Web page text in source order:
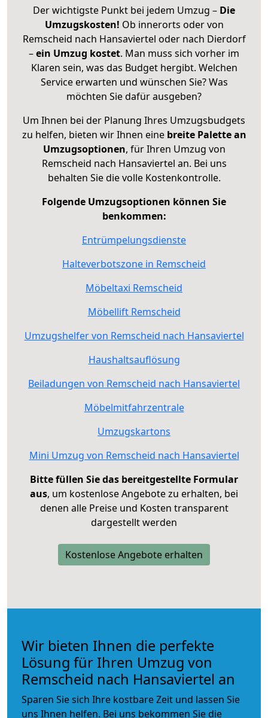
Der wichtigste Punkt bei jedem Umzug – Die
Umzugskosten! Ob innerorts oder von
Remscheid nach Hansaviertel oder nach Dierdorf
–ein Umzug kostet. Man muss sich vorher im
Klaren sein, was das Budget hergibt. Welchen
Service erwarten und wünschen Sie? Was
möchten Sie dafür ausgeben?
Um Ihnen bei der Planung Ihres Umzugsbudgets
zu helfen, bieten wir Ihnen eine breite Palette an
Umzugsoptionen, für Ihren Umzug von
Remscheid nach Hansaviertel an. Bei uns
behalten Sie die volle Kostenkontrolle.
Folgende Umzugsoptionen können Sie
benkommen:
Entrümpelungsdienste
Halteverbotszone in Remscheid
Möbeltaxi Remscheid
Möbellift Remscheid
Umzugshelfer von Remscheid nach Hansaviertel
Haushaltsauflösung
Beiladungen von Remscheid nach Hansaviertel
Möbelmitfahrzentrale
Umzugskartons
Mini Umzug von Remscheid nach Hansaviertel
Bitte füllen Sie das bereitgestellte Formular
aus, um kostenlose Angebote zu erhalten, bei
denen alle Preise und Kosten transparent
dargestellt werden
Kostenlose Angebote erhalten
Wir bieten Ihnen die perfekte
Lösung für Ihren Umzug von
Remscheid nach Hansaviertel an
Sparen Sie sich Ihre kostbare Zeit und lassen Sie
uns Ihnen helfen. Bei uns bekommen Sie die